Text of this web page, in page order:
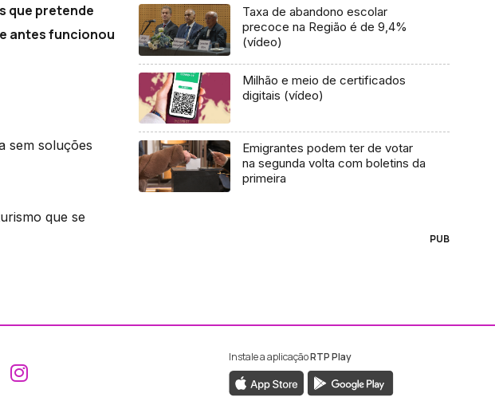
que pretende
antes funcionou
sem soluções
que se
Taxa de abandono escolar
precoce na Região é de 9,4%
(vídeo)
Milhão e meio de certificados
digitais (vídeo)
Emigrantes podem ter de votar
na segunda volta com boletins da
primeira
PUB
Aceder ao Facebook da RTP Madeira
Aceder ao Instagram da RTP Madeira
Instale a aplicaçãoRTP Play